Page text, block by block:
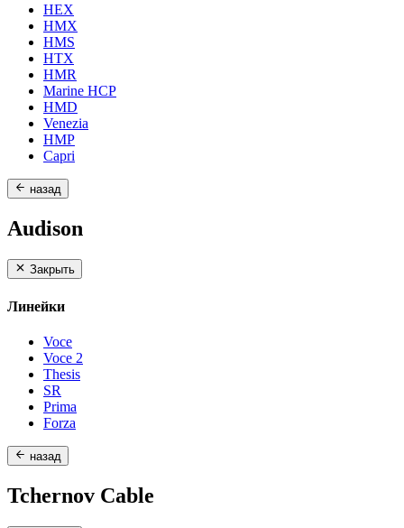
HEX
HMX
HMS
HTX
HMR
Marine HCP
HMD
Venezia
HMP
Capri
назад
Audison
Закрыть
Линейки
Voce
Voce 2
Thesis
SR
Prima
Forza
назад
Tchernov Cable